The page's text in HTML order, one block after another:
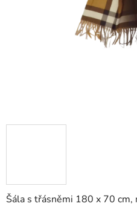
Šála s třásněmi 180 x 70 cm,